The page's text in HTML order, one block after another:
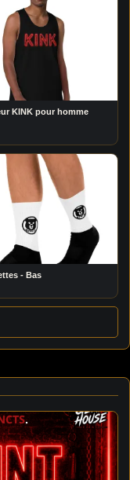
KINK pour homme
- Bas